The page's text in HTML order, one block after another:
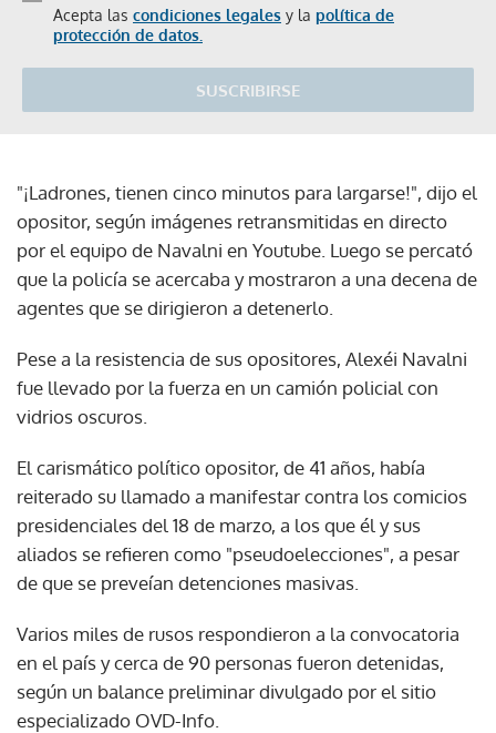
Acepta las condiciones legales y la política de
protección de datos.
SUSCRIBIRSE
"¡Ladrones, tienen cinco minutos para largarse!", dijo el
opositor, según imágenes retransmitidas en directo
por el equipo de Navalni en Youtube. Luego se percató
que la policía se acercaba y mostraron a una decena de
agentes que se dirigieron a detenerlo.
Pese a la resistencia de sus opositores, Alexéi Navalni
fue llevado por la fuerza en un camión policial con
vidrios oscuros.
El carismático político opositor, de 41 años, había
reiterado su llamado a manifestar contra los comicios
presidenciales del 18 de marzo, a los que él y sus
aliados se refieren como "pseudoelecciones", a pesar
de que se preveían detenciones masivas.
Varios miles de rusos respondieron a la convocatoria
en el país y cerca de 90 personas fueron detenidas,
según un balance preliminar divulgado por el sitio
especializado OVD-Info.